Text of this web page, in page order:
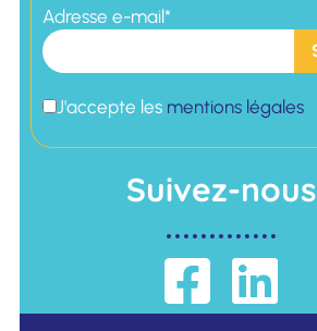
Adresse e-mail*
J'accepte les mentions légales
Suivez-nous